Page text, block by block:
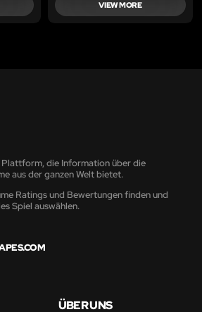
VIEW MORE
die Information über die
aus der ganzen Welt bietet.
Ratings und Bewertungen finden und
Spiel auswählen.
ÜBER UNS